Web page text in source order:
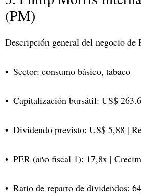
(PM)
Descripción general del negocio de
Sector: consumo básico, tabaco
Capitalización bursátil: US$
Dividendo previsto: US$ 5,88 |
PER (año fiscal 1): 17,8x |
Ratio de reparto de dividendos: